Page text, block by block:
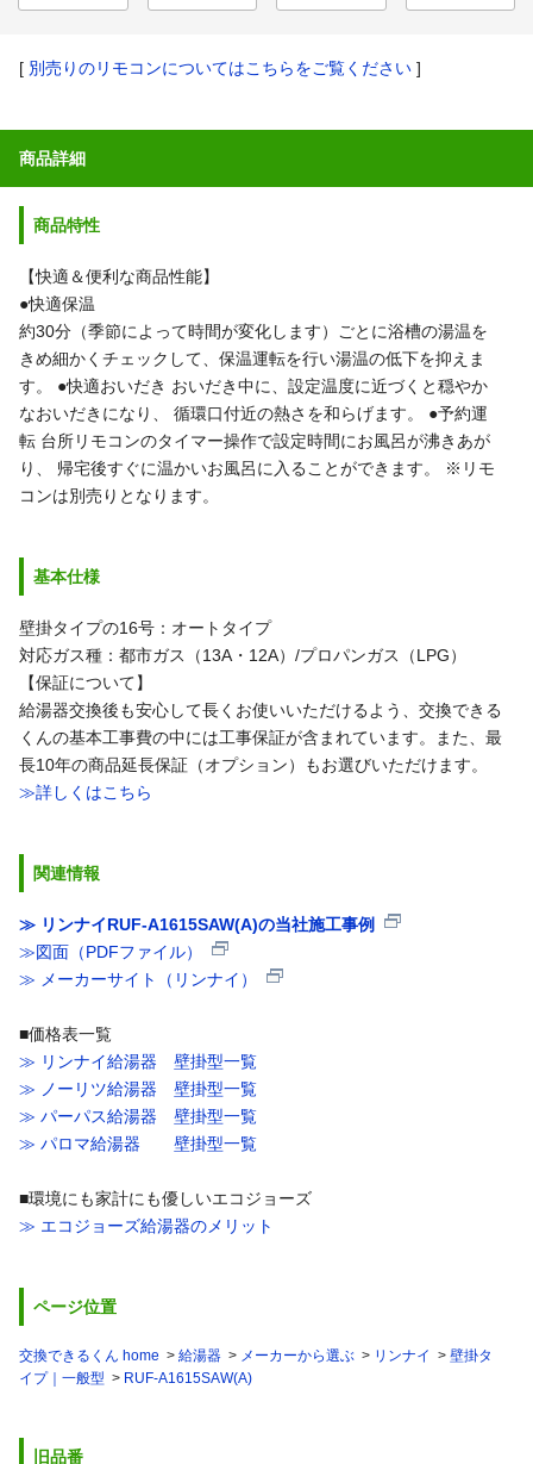
[ 別売りのリモコンについてはこちらをご覧ください ]
商品詳細
商品特性
【快適＆便利な商品性能】
●快適保温
約30分（季節によって時間が変化します）ごとに浴槽の湯温を
きめ細かくチェックして、保温運転を行い湯温の低下を抑えま
す。
●快適おいだき おいだき中に、設定温度に近づくと穏やか
なおいだきになり、
循環口付近の熱さを和らげます。
●予約運
転 台所リモコンのタイマー操作で設定時間にお風呂が沸きあが
り、
帰宅後すぐに温かいお風呂に入ることができます。
※リモ
コンは別売りとなります。
基本仕様
壁掛タイプの16号：オートタイプ
対応ガス種：都市ガス（13A・12A）/プロパンガス（LPG）
【保証について】
給湯器交換後も安心して長くお使いいただけるよう、交換できる
くんの基本工事費の中には工事保証が含まれています。また、最
長10年の商品延長保証（オプション）もお選びいただけます。
≫詳しくはこちら
関連情報
≫ リンナイRUF-A1615SAW(A)の当社施工事例
≫図面（PDFファイル）
≫ メーカーサイト（リンナイ）
■価格表一覧
≫ リンナイ給湯器 壁掛型一覧
≫ ノーリツ給湯器 壁掛型一覧
≫ パーパス給湯器 壁掛型一覧
≫ パロマ給湯器 壁掛型一覧
■環境にも家計にも優しいエコジョーズ
≫ エコジョーズ給湯器のメリット
ページ位置
交換できるくん home 給湯器 メーカーから選ぶ リンナイ
壁掛タ
イプ｜一般型
RUF-A1615SAW(A)
旧品番